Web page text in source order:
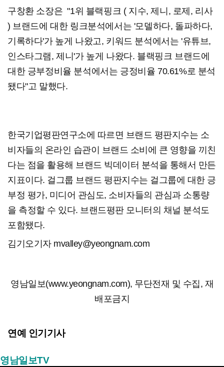
구창환 소장은 "1위 블랙핑크 ( 지수, 제니, 로제, 리사
) 브랜드에 대한 링크분석에서는 '모델하다, 돌파하다,
기록하다'가 높게 나왔고, 키워드 분석에서는 '유튜브,
인스타그램, 제니'가 높게 나왔다. 블랙핑크 브랜드에
대한 긍부정비율 분석에서는 긍정비율 70.61%로 분석
됐다"고 말했다. ​
한국기업평판연구소에 따르면 브랜드 평판지수는 소
비자들의 온라인 습관이 브랜드 소비에 큰 영향을 끼친
다는 점을 활용해 브랜드 빅데이터 분석을 통해서 만든
지표이다. 걸그룹 브랜드 평판지수는 걸그룹에 대한 긍
부정 평가, 미디어 관심도, 소비자들의 관심과 소통량
을 측정할 수 있다. 브랜드평판 모니터의 채널 분석도
포함됐다. ​
김기오기자 mvalley@yeongnam.com
영남일보(www.yeongnam.com), 무단전재 및 수집, 재
배포금지
연예 인기기사
영남일보TV